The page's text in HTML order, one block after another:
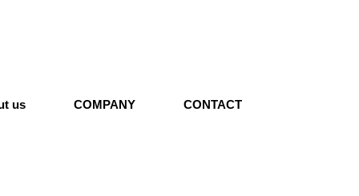
us COMPANY CONTACT